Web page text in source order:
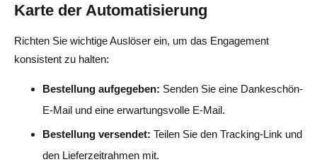
Karte der Automatisierung
Richten Sie wichtige Auslöser ein, um das Engagement
konsistent zu halten:
Bestellung aufgegeben: Senden Sie eine Dankeschön-
E-Mail und eine erwartungsvolle E-Mail.
Bestellung versendet: Teilen Sie den Tracking-Link und
den Lieferzeitrahmen mit.